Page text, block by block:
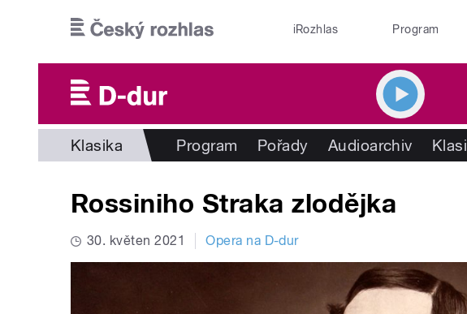
iRozhlas Program
Klasika Program Pořady Audioarchiv
Rossiniho Straka zlodějka
30. květen 2021 Opera na D-dur